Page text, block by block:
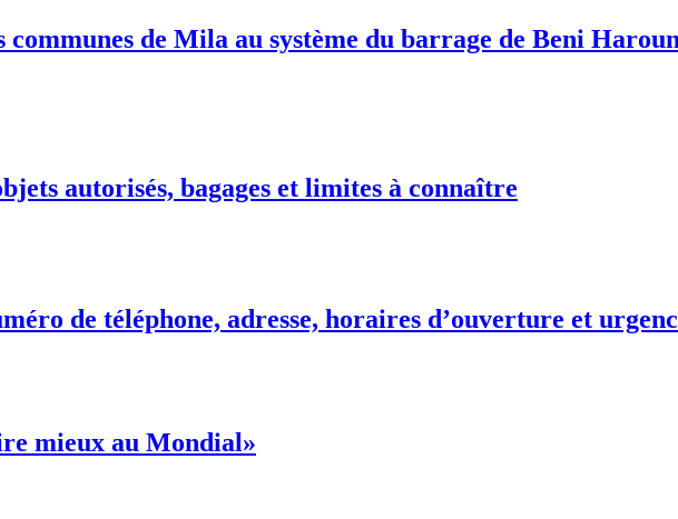
de Mila au système du barrage de Beni
autorisés, bagages et limites à connaître
de téléphone, adresse, horaires d’ouverture et
mieux au Mondial»